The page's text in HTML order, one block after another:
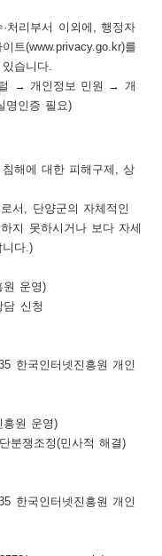
처리부서 이외에, 행정자
트(www.privacy.go.kr)를
습니다.
→ 개인정보 민원 → 개
명인증 필요)
해에 대한 피해구제, 상
서, 단양군의 자체적인
지 못하시거나 보다 자세
다.)
원 운영)
신청
한국인터넷진흥원 개인
원 운영)
분쟁조정(민사적 해결)
한국인터넷진흥원 개인